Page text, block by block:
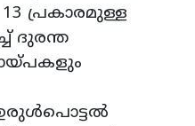
പ്രകാരമുള്ള
ദുരന്ത
ഉരുൾപൊട്ടൽ